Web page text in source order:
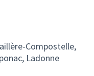
Compostelle,
Ladonne